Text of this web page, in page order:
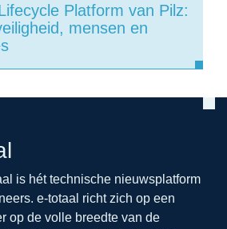
Platform van Pilz:
mensen en
is hét technische nieuwsplatform
e-totaal richt zich op een
op de volle breedte van de